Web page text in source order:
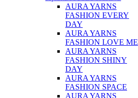
AURA YARNS
FASHION EVERY
DAY
AURA YARNS
FASHION LOVE ME
AURA YARNS
FASHION SHINY
DAY
AURA YARNS
FASHION SPACE
AURA YARNS